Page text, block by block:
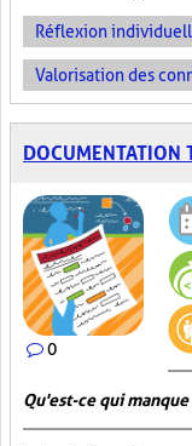
Réflexion
Valorisation des
DOCUMENTATION
0
Qu'est-ce qui manque